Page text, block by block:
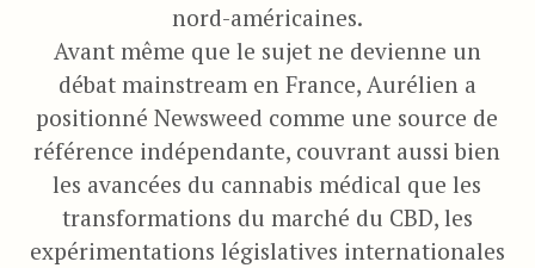
nord-américaines.
Avant même que le sujet ne devienne un
débat mainstream en France, Aurélien a
positionné Newsweed comme une source de
référence indépendante, couvrant aussi bien
les avancées du cannabis médical que les
transformations du marché du CBD, les
expérimentations législatives internationales